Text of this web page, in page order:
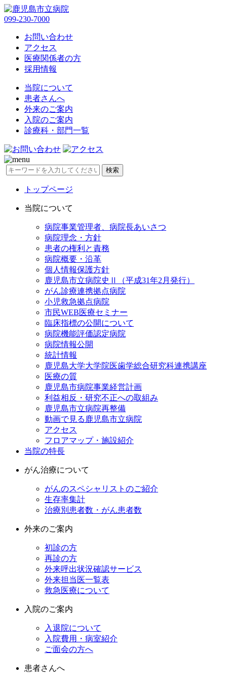
099-230-7000
お問い合わせ
アクセス
医療関係者の方
採用情報
当院について
患者さんへ
外来のご案内
入院のご案内
診療科・部門一覧
検索
トップページ
当院について
病院事業管理者、病院長あいさつ
病院理念・方針
患者の権利と責務
病院概要・沿革
個人情報保護方針
鹿児島市立病院史Ⅱ（平成31年2月発行）
がん診療連携拠点病院
小児救急拠点病院
市民WEB医療セミナー
臨床指標の公開について
病院機能評価認定病院
病院情報公開
統計情報
鹿児島大学大学院医歯学総合研究科連携講座
医療の質
鹿児島市病院事業経営計画
利益相反・研究不正への取組み
鹿児島市立病院再整備
動画で見る鹿児島市立病院
アクセス
フロアマップ・施設紹介
当院の特長
がん治療について
がんのスペシャリストのご紹介
生存率集計
治療別患者数・がん患者数
外来のご案内
初診の方
再診の方
外来呼出状況確認サービス
外来担当医一覧表
救急医療について
入院のご案内
入退院について
入院費用・病室紹介
ご面会の方へ
患者さんへ